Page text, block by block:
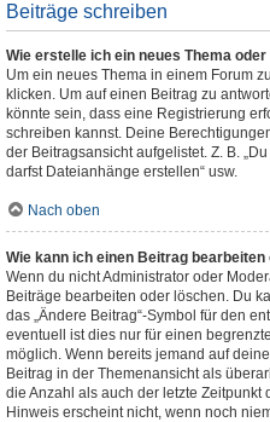
Beiträge schreiben
Wie erstelle ich ein neues Thema
Um ein neues Thema in einem Forum
klicken. Um auf einen Beitrag zu
könnte sein, dass eine Registrierung
schreiben kannst. Deine
der Beitragsansicht aufgelistet. Z. B.
darfst Dateianhänge erstellen“ usw.
Nach oben
Wie kann ich einen Beitrag
Wenn du nicht Administrator oder
Beiträge bearbeiten oder löschen. Du
das „Ändere Beitrag“-Symbol für den
eventuell ist dies nur für einen
möglich. Wenn bereits jemand auf
Beitrag in der Themenansicht als
die Anzahl als auch der letzte
Hinweis erscheint nicht, wenn noch